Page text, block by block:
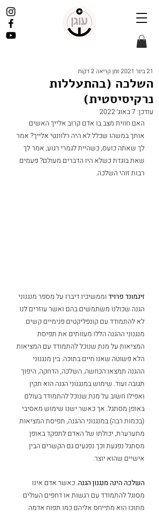
השלכה (בהתעללות
נרקיסיסטית)
21 בינו׳ 2021 זמן קריאה 2 דקות
עודכן: 7 באוג׳ 2022
האם חווית מצב בו אדם קרוב אלייך האשים
אותך במשהו שכלל לא היה רלוונטי אלייך? אמר
לך שאתה כועס, כשהיית לגמרי רגוע, אמר לך
שאת בוגדת כשלא היו הדברים מעולם? פעמים
רבות זוהי השלכה.
זיגמונד פרויד וממשיכיו דיברו על מספר מנגנוני
הגנה שכולנו משתמשים בהם ואשר עוזרים לנו
לא להתמודד עם קונפליקטים פנימיים קשים.
מנגנוני ההגנה הללו מעוותים את תפיסת
המציאות על מנת שנוכל להתמודד עם המציאות
הלא פשוטה שאנו חיים בתוכה. בין מנגנוני
ההגנה תמצאו הכחשה, השלכה, הדחקה, היפוך
תגובה ועוד. שימוש במנגנוני הגנה הוא תקין
ואפילו חשוב על מנת שנוכל להתמודד בעולם
באופן מסתגל. אך כאשר ישנו שימוש מאסיבי
(בכמות רבה) במנגנוני ההגנה, תפיסת המציאות
מתערערת, יכולתו של האדם לתפקד באופן
מסתגל נפגעת וכך נפגעים גם הקשרים הבין
אישיים שהוא יוצר.
השלכה הינה מנגנון הגנה. כאשר אדם אינו
מסוגל להתמודד עם רגשות או דחפים העולים
מתוכו הוא מתייחס אליהם כמו תפוח אדמה